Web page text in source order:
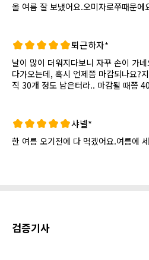
올 여름 잘 보냈어요.오미자로쭈때문에
퇴근하자*
날이 많이 더워지다보니 자꾸 손이 가
다가오는데, 혹시 언제쯤 마감되나요?
직 30개 정도 남은터라.. 마감될 때쯤
샤넬*
한 여름 오기전에 다 먹겠어요.여름에
검증기사